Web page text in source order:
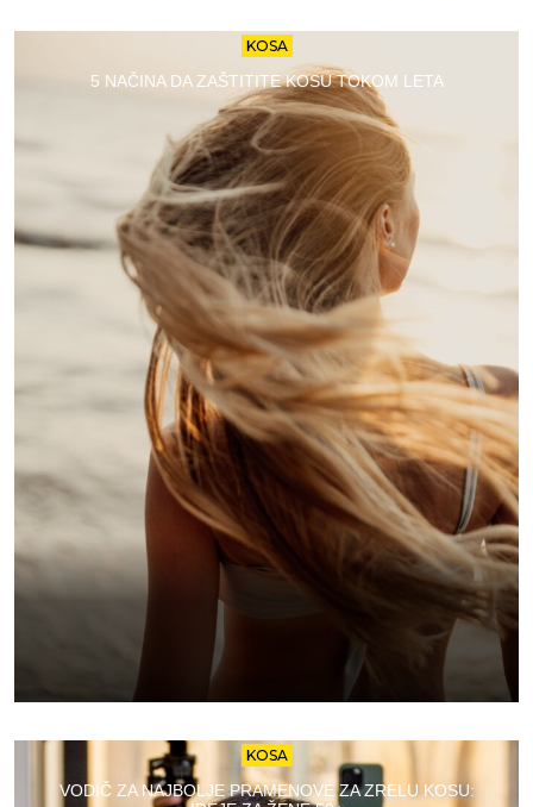
KOSA
5 NAČINA DA ZAŠTITITE KOSU TOKOM LETA
KOSA
VODIČ ZA NAJBOLJE PRAMENOVE ZA ZRELU KOSU: